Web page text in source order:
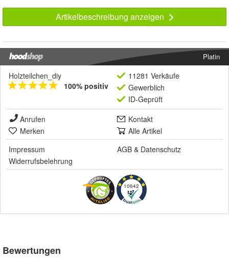
Artikelbeschreibung anzeigen
Platin
Holzteilchen_diy
100% positiv
11281 Verkäufe
Gewerblich
ID-Geprüft
Anrufen
Kontakt
Merken
Alle Artikel
Impressum
AGB & Datenschutz
Widerrufsbelehrung
10642
Bewertungen